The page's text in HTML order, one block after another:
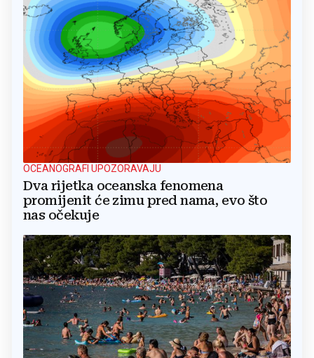
OCEANOGRAFI UPOZORAVAJU
Dva rijetka oceanska fenomena
promijenit će zimu pred nama, evo što
nas očekuje